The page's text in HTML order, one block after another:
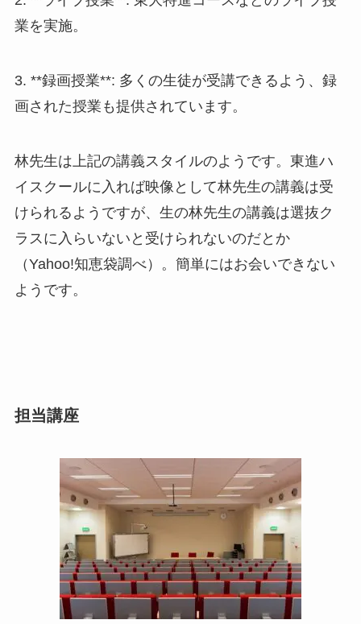
業を実施。
3. **録画授業**: 多くの生徒が受講できるよう、録
画された授業も提供されています。
林先生は上記の講義スタイルのようです。東進ハ
イスクールに入れば映像として林先生の講義は受
けられるようですが、生の林先生の講義は選抜ク
ラスに入らいないと受けられないのだとか
（Yahoo!知恵袋調べ）。簡単にはお会いできない
ようです。
担当講座